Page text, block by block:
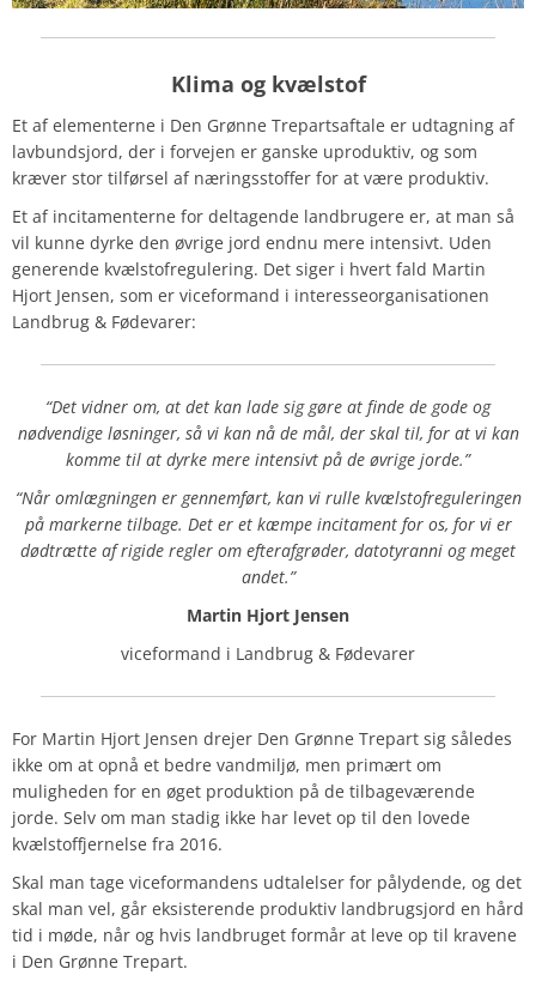
Klima og kvælstof
Et af elementerne i Den Grønne Trepartsaftale er udtagning af
lavbundsjord, der i forvejen er ganske uproduktiv, og som
kræver stor tilførsel af næringsstoffer for at være produktiv.
Et af incitamenterne for deltagende landbrugere er, at man så
vil kunne dyrke den øvrige jord endnu mere intensivt. Uden
generende kvælstofregulering. Det siger i hvert fald Martin
Hjort Jensen, som er viceformand i interesseorganisationen
Landbrug & Fødevarer:
“Det vidner om, at det kan lade sig gøre at finde de gode og
nødvendige løsninger, så vi kan nå de mål, der skal til, for at vi kan
komme til at dyrke mere intensivt på de øvrige jorde.”
“Når omlægningen er gennemført, kan vi rulle kvælstofreguleringen
på markerne tilbage. Det er et kæmpe incitament for os, for vi er
dødtrætte af rigide regler om efterafgrøder, datotyranni og meget
andet.”
Martin Hjort Jensen
viceformand i Landbrug & Fødevarer
For Martin Hjort Jensen drejer Den Grønne Trepart sig således
ikke om at opnå et bedre vandmiljø, men primært om
muligheden for en øget produktion på de tilbageværende
jorde. Selv om man stadig ikke har levet op til den lovede
kvælstoffjernelse fra 2016.
Skal man tage viceformandens udtalelser for pålydende, og det
skal man vel, går eksisterende produktiv landbrugsjord en hård
tid i møde, når og hvis landbruget formår at leve op til kravene
i Den Grønne Trepart.